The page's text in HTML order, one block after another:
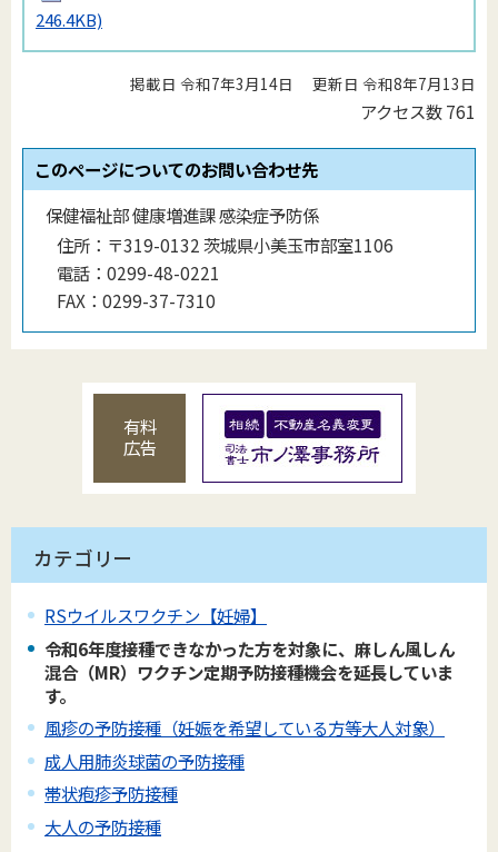
246.4KB)
掲載日 令和7年3月14日 更新日 令和8年7月13日
アクセス数761
このページについてのお問い合わせ先
保健福祉部 健康増進課 感染症予防係
住所： 〒319-0132 茨城県小美玉市部室1106
電話： 0299-48-0221
FAX： 0299-37-7310
有料
広告
カテゴリー
RSウイルスワクチン【妊婦】
令和6年度接種できなかった方を対象に、麻しん風しん
混合（MR）ワクチン定期予防接種機会を延長していま
す。
風疹の予防接種（妊娠を希望している方等大人対象）
成人用肺炎球菌の予防接種
帯状疱疹予防接種
大人の予防接種